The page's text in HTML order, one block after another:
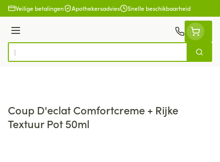
Ga naar de inhoud
Veilige betalingen Apothekersadvies Snelle beschikbaarheid
Menu
Product, merk, categorie...
Zoek
Coup D'eclat Comfortcreme + Rijke
Textuur Pot 50ml